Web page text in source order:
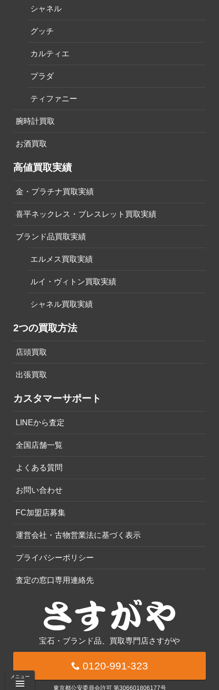
メニュー
シャネル
グッチ
カルティエ
プラダ
ティファニー
腕時計買取
お酒買取
高値買取実績
金・プラチナ買取実績
喜平ネックレス・ブレスレット買取実績
ブランド品買取実績
エルメス買取実績
ルイ・ヴィトン買取実績
シャネル買取実績
2つの買取方法
店頭買取
出張買取
カスタマーサポート
LINEから査定
全国店舗一覧
よくある質問
お問い合わせ
FC加盟店募集
運営会社・古物営業法に基づく表示
プライバシーポリシー
査定の窓口専用連絡先
宝石・ブランド品、買取専門店さすがや
0120-991-323
東京都公安委員会許可 第306601806177号